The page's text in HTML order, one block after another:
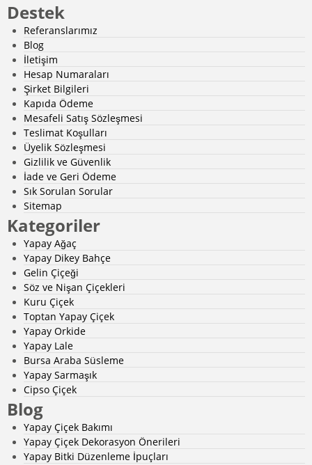
Destek
Referanslarımız
Blog
İletişim
Hesap Numaraları
Şirket Bilgileri
Kapıda Ödeme
Mesafeli Satış Sözleşmesi
Teslimat Koşulları
Üyelik Sözleşmesi
Gizlilik ve Güvenlik
İade ve Geri Ödeme
Sık Sorulan Sorular
Sitemap
Kategoriler
Yapay Ağaç
Yapay Dikey Bahçe
Gelin Çiçeği
Söz ve Nişan Çiçekleri
Kuru Çiçek
Toptan Yapay Çiçek
Yapay Orkide
Yapay Lale
Bursa Araba Süsleme
Yapay Sarmaşık
Cipso Çiçek
Blog
Yapay Çiçek Bakımı
Yapay Çiçek Dekorasyon Önerileri
Yapay Bitki Düzenleme İpuçları